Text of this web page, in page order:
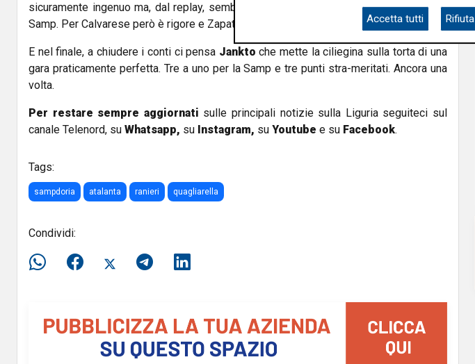
sicuramente ingenuo ma, dal replay, sembra non toccare nemmeno la gamba dell'ex-
Samp. Per Calvarese però è rigore e Zapata non sbaglia.
E nel finale, a chiudere i conti ci pensa Jankto che mette la ciliegina sulla torta di una
gara praticamente perfetta. Tre a uno per la Samp e tre punti stra-meritati. Ancora una
volta.
Per restare sempre aggiornati sulle principali notizie sulla Liguria seguiteci sul
canale Telenord, su Whatsapp, su Instagram, su Youtube e su Facebook.
Tags:
sampdoria atalanta ranieri quagliarella
Condividi:
Accetta tutti